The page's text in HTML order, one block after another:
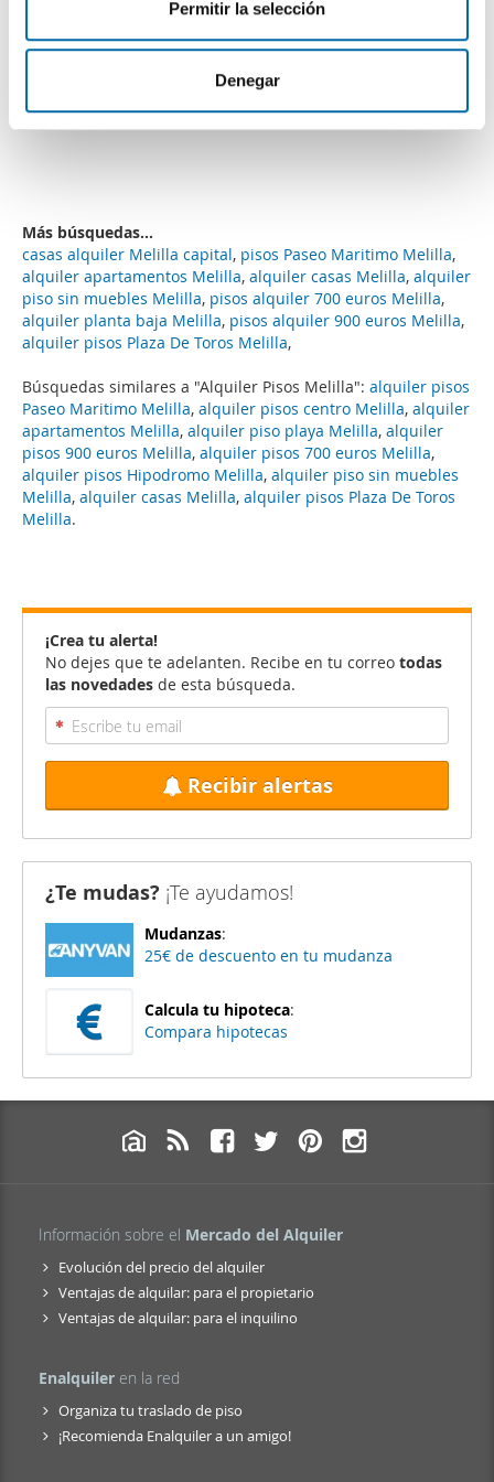
nuestros partners de redes sociales, publicidad y análisis
web, quienes pueden combinarla con otra información
que les haya proporcionado o que hayan recopilado a
partir del uso que haya hecho de sus servicios.
n
Permitir la selección
Denegar
Búsquedas similares a "Alquiler Pisos Melilla": alquiler pisos
Paseo Maritimo Melilla, alquiler pisos centro Melilla, alquiler
apartamentos Melilla, alquiler piso playa Melilla, alquiler
pisos 900 euros Melilla, alquiler pisos 700 euros Melilla,
alquiler pisos Hipodromo Melilla, alquiler piso sin muebles
Melilla, alquiler casas Melilla, alquiler pisos Plaza De Toros
Melilla.
5de 5
Más búsquedas...
casas alquiler Melilla capital, pisos Paseo Maritimo Melilla,
alquiler apartamentos Melilla, alquiler casas Melilla, alquiler
piso sin muebles Melilla, pisos alquiler 700 euros Melilla,
alquiler planta baja Melilla, pisos alquiler 900 euros Melilla,
alquiler pisos Plaza De Toros Melilla,
¡Crea tu alerta!
No dejes que te adelanten. Recibe en tu correo todas
las novedades de esta búsqueda.
Recibir alertas
¿Te mudas? ¡Te ayudamos!
Mudanzas:
25€ de descuento en tu mudanza
Calcula tu hipoteca:
Compara hipotecas
Información sobre el Mercado del Alquiler
Evolución del precio del alquiler
Ventajas de alquilar: para el propietario
Ventajas de alquilar: para el inquilino
Enalquiler en la red
Organiza tu traslado de piso
¡Recomienda Enalquiler a un amigo!